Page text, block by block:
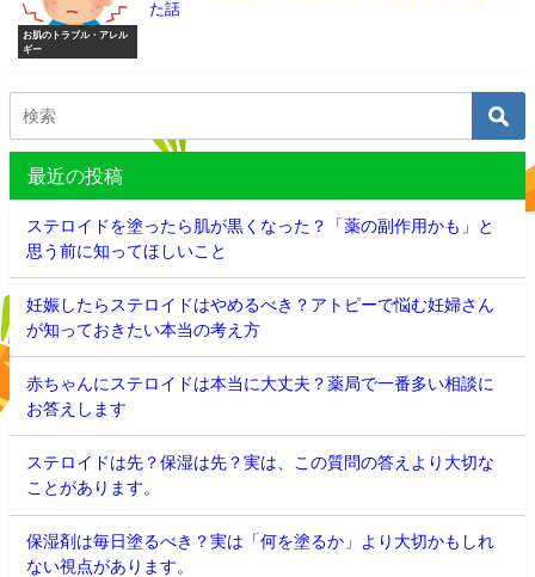
お肌のトラブル・アレル
ギー
た話
最近の投稿
ステロイドを塗ったら肌が黒くなった？「薬の副作用かも」と
思う前に知ってほしいこと
妊娠したらステロイドはやめるべき？アトピーで悩む妊婦さん
が知っておきたい本当の考え方
赤ちゃんにステロイドは本当に大丈夫？薬局で一番多い相談に
お答えします
ステロイドは先？保湿は先？実は、この質問の答えより大切な
ことがあります。
保湿剤は毎日塗るべき？実は「何を塗るか」より大切かもしれ
ない視点があります。